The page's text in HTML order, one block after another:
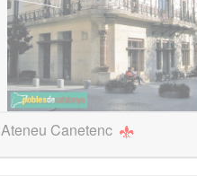
Ateneu Canetenc